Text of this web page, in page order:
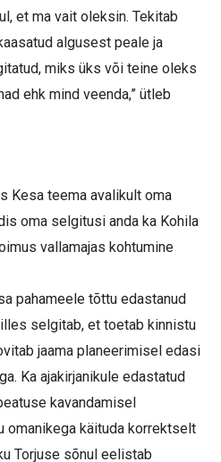
et ma vait oleksin. Tekitab
algusest peale ja
miks üks või teine oleks
ehk mind veenda,” ütleb
Kesa teema avalikult oma
oma selgitusi anda ka Kohila
vallamajas kohtumine
pahameele tõttu edastanud
selgitab, et toetab kinnistu
jaama planeerimisel edasi
Ka ajakirjanikule edastatud
kavandamisel
omanikega käituda korrektselt
Torjuse sõnul eelistab